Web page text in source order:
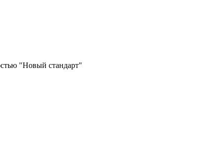
"Новый стандарт"